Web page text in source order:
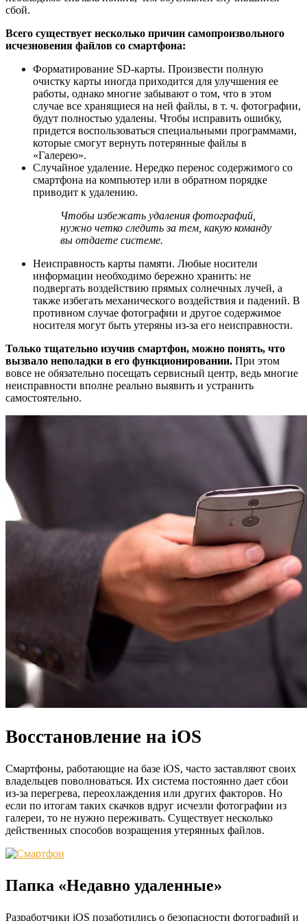
сбой.
Всего существует несколько причин самопроизвольного
исчезновения файлов со смартфона:
Форматирование SD-карты. Произвести полную
очистку карты иногда приходится для улучшения ее
работы, однако многие забывают о том, что в этом
случае все хранящиеся на ней файлы, в т. ч. фотографии,
будут полностью удалены. Чтобы исправить ошибку,
придется воспользоваться специальными программами,
которые смогут вернуть потерянные файлы в
«Галерею».
Случайное удаление. Нередко перенос содержимого со
смартфона на компьютер или в обратном порядке
приводит к удалению.
Чтобы избежать удаления фотографий,
нужно четко следить за тем, какую команду
вы отдаете системе.
Неисправность карты памяти. Любые носители
информации необходимо бережно хранить: не
подвергать воздействию прямых солнечных лучей, а
также избегать механического воздействия и падений. В
противном случае фотографии и другое содержимое
носителя могут быть утеряны из-за его неисправности.
Только тщательно изучив смартфон, можно понять, что
вызвало неполадки в его функционировании. При этом
вовсе не обязательно посещать сервисный центр, ведь многие
неисправности вполне реально выявить и устранить
самостоятельно.
Восстановление на iOS
Смартфоны, работающие на базе iOS, часто заставляют своих
владельцев поволноваться. Их система постоянно дает сбои
из-за перегрева, переохлаждения или других факторов. Но
если по итогам таких скачков вдруг исчезли фотографии из
галереи, то не нужно переживать. Существует несколько
действенных способов возращения утерянных файлов.
Папка «Недавно удаленные»
Разработчики iOS позаботились о безопасности фотографий и